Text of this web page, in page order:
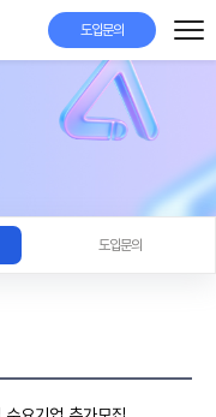
도입문의
도입문의